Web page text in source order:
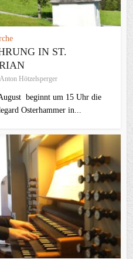
IN ST.
Anton Hötzelsperger
beginnt um 15 Uhr die
Osterhammer in...